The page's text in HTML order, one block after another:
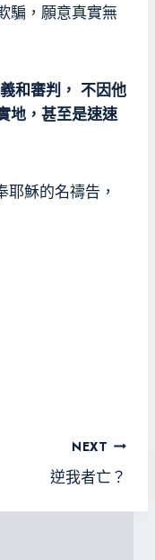
騙，願意真實無
和審判， 不因他
地，甚至是速速
穌的名禱告，
NEXT
逆我者亡？